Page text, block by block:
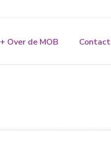
+ Over de MOB Contact